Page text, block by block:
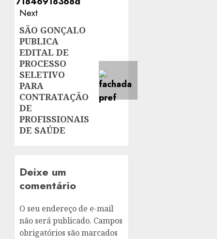
Next
Next
post:
SÃO GONÇALO
PUBLICA
EDITAL DE
PROCESSO
SELETIVO
PARA
CONTRATAÇÃO
DE
PROFISSIONAIS
DE SAÚDE
Deixe um
comentário
O seu endereço de e-mail
não será publicado. Campos
obrigatórios são marcados